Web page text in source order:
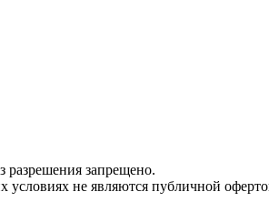
разрешения запрещено.
условиях не являются публичной